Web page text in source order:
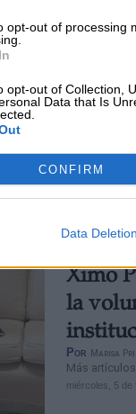
opt-out of processing
opt-out of Collection,
Data that Is
CONFIRM
Data Deletion
La
PorCristian
Ximo
la
Por Marisa
Más
miércoles, 5 de